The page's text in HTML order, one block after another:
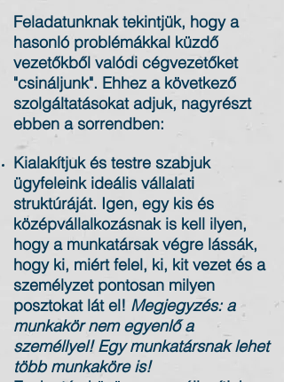
Feladatunknak tekintjük, hogy a
hasonló problémákkal küzdő
vezetőkből valódi cégvezetőket
"csináljunk". Ehhez a következő
szolgáltatásokat adjuk, nagyrészt
ebben a sorrendben:
Kialakítjuk és testre szabjuk
ügyfeleink ideális vállalati
struktúráját. Igen, egy kis és
középvállalkozásnak is kell ilyen,
hogy a munkatársak végre lássák,
hogy ki, miért felel, ki, kit vezet és a
személyzet pontosan milyen
posztokat lát el! Megjegyzés: a
munkakör nem egyenlő a
személlyel! Egy munkatársnak lehet
több munkaköre is!